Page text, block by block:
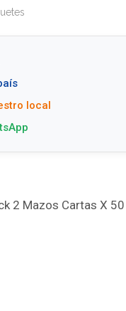
local
2 Mazos Cartas X